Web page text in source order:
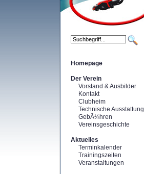
Homepage
Der Verein
Vorstand & Ausbilder
Kontakt
Clubheim
Technische Ausstattung
GebÃ¼hren
Vereinsgeschichte
Aktuelles
Terminkalender
Trainingszeiten
Veranstaltungen